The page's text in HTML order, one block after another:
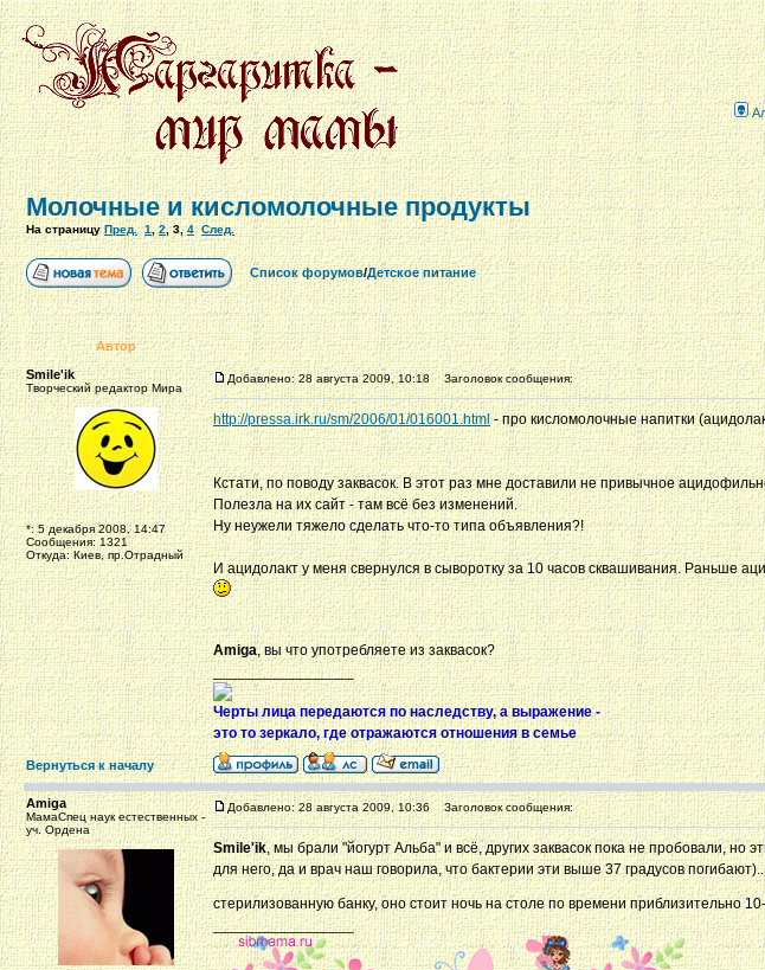
Молочные и кисломолочные продукты
На страницуПред. 1,2,3,4 След.
Список форумов/Детское питание
Автор
Smile'ik
Творческий редактор Мира
*: 5 декабря 2008, 14:47
Сообщения: 1321
Откуда: Киев, пр.Отрадный
Добавлено: 28 августа 2009, 10:18 Заголовок сообщения:
http://pressa.irk.ru/sm/2006/01/016001.html- про кисломолочные напитки
Кстати, по поводу заквасок. В этот раз мне доставили не привычное
Полезла на их сайт - там всё без изменений.
Ну неужели тяжело сделать что-то типа объявления?!
И ацидолакт у меня свернулся в сыворотку за 10 часов сквашивания. Раньше
Amiga, вы что употребляете из заквасок?
_________________
Черты лица передаются по наследству, а выражение -
это то зеркало, где отражаются отношения в семье
Вернуться к началу
Amiga
МамаСпец наук естественных -
уч. Ордена
Добавлено: 28 августа 2009, 10:36 Заголовок сообщения:
Smile'ik, мы брали "йогурт Альба" и всё, других заквасок пока не пробовали,
для него, да и врач наш говорила, что бактерии эти выше 37 градусов
стерилизованную банку, оно стоит ночь на столе по времени приблизительно
_________________